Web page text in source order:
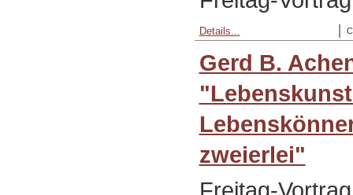
Details...
Gerd B.
zweierlei"
Freitag-